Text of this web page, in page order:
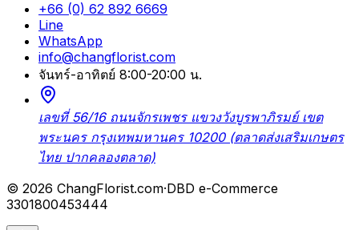
+66 (0) 62 892 6669
Line
WhatsApp
info@changflorist.com
จันทร์-อาทิตย์ 8:00-20:00 น.
เลขที่ 56/16 ถนนจักรเพชร แขวงวังบูรพาภิรมย์ เขต
พระนคร กรุงเทพมหานคร 10200 (ตลาดส่งเสริมเกษตร
ไทย ปากคลองตลาด)
© 2026 ChangFlorist.com·DBD e-Commerce
3301800453444